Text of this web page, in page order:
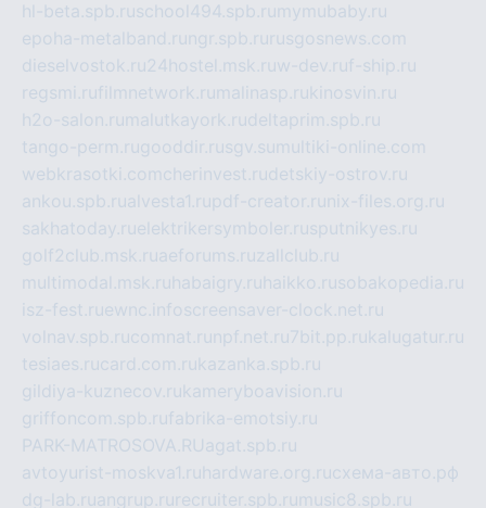
hl-beta.spb.ruschool494.spb.ru mymubaby.ru
epoha-metalband.ru ngr.spb.ru rusgosnews.com
dieselvostok.ru24hostel.msk.ruw-dev.ruf-ship.ru
regsmi.rufilmnetwork.ru malinasp.rukinosvin.ru
h2o-salon.ru malutkayork.rudeltaprim.spb.ru
tango-perm.rugooddir.rusgv.su multiki-online.com
webkrasotki.comcherinvest.rudetskiy-ostrov.ru
ankou.spb.rualvesta1.rupdf-creator.ru nix-files.org.ru
sakhatoday.ruelektrikersymboler.rusputnikyes.ru
golf2club.msk.ruaeforums.ruzallclub.ru
multimodal.msk.ru habaigry.ru haikko.rusobakopedia.ru
isz-fest.ruewnc.infoscreensaver-clock.net.ru
volnav.spb.rucomnat.ru npf.net.ru 7bit.pp.rukalugatur.ru
tesiaes.rucard.com.rukazanka.spb.ru
gildiya-kuznecov.rukameryboavision.ru
griffoncom.spb.rufabrika-emotsiy.ru
PARK-MATROSOVA.RUagat.spb.ru
avtoyurist-moskva1.ru hardware.org.ruсхема-авто.рф
dg-lab.ruangrup.ru recruiter.spb.ru music8.spb.ru